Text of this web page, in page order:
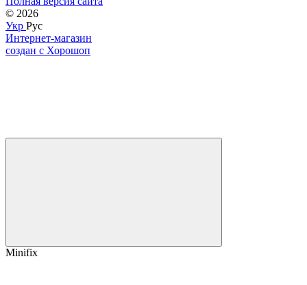
© 2026
Укр Рус
Интернет-магазин
создан с Хорошоп
Minifix